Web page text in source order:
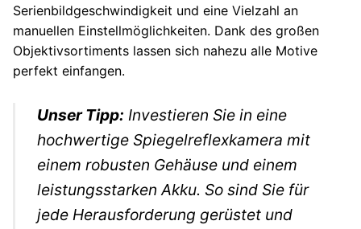
Serienbildgeschwindigkeit und eine Vielzahl an
manuellen Einstellmöglichkeiten. Dank des großen
Objektivsortiments lassen sich nahezu alle Motive
perfekt einfangen.
Unser Tipp: Investieren Sie in eine
hochwertige Spiegelreflexkamera mit
einem robusten Gehäuse und einem
leistungsstarken Akku. So sind Sie für
jede Herausforderung gerüstet und